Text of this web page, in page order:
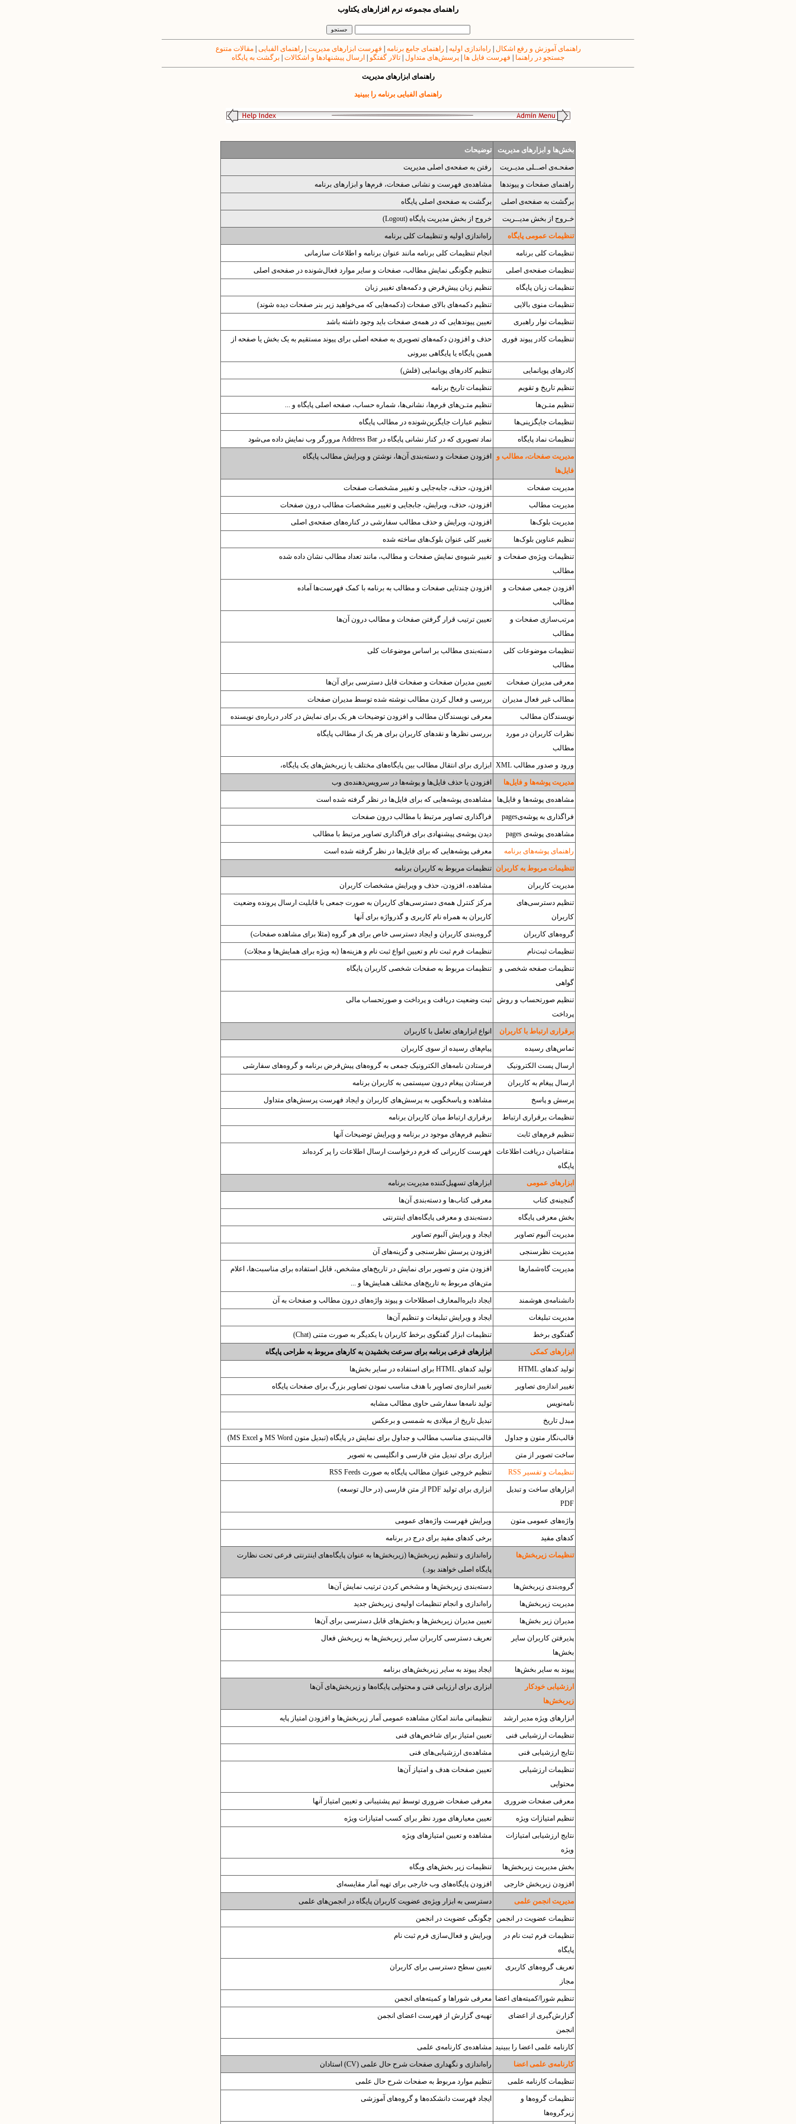
راهنمای مجموعه نرم افزارهای یکتاوب
راهنمای آموزش و رفع اشکال راه‌اندازی اولیه راهنمای جامع برنامه فهرست ابزارهای مدیریت راهنمای الفبایی |مقالات متنوع
جستجو در راهنما
فهرست فایل ها پرسش‌های متداول تالار گفتگو ارسال پیشنهادها و اشکالات برگشت به پایگاه
راهنمای ابزارهای مدیریت
راهنمای الفبایی برنامه را ببینید
بخش‌ها و ابزارهای مدیریت توضیحات
صفحـه‌ی اصــلی مدیـریت رفتن به صفحه‌ی اصلی مدیریت
راهنمای صفحات و پیوندها مشاهده‌ی فهرست و نشانی صفحات، فرم‌ها و ابزارهای برنامه
برگشت به صفحه‌ی اصلی برگشت به صفحه‌ی اصلی پایگاه
خـروج از بخش مدیــریت خروج از بخش مدیریت پایگاه (Logout)
تنظیمات عمومی پایگاه راه‌اندازی اولیه و تنظیمات کلی برنامه
تنظیمات کلی برنامه انجام تنظیمات کلی برنامه مانند عنوان برنامه و اطلاعات سازمانی
تنظیمات صفحه‌ی اصلی تنظیم چگونگی نمایش مطالب، صفحات و سایر موارد فعال‌شونده در صفحه‌ی اصلی
تنظیمات زبان پایگاه تنظیم زبان پیش‌فرض و دکمه‌های تغییر زبان
تنظیمات منوی بالایی تنظیم دکمه‌های بالای صفحات (دکمه‌هایی که می‌خواهید زیر بنر صفحات دیده شوند)
تنظیمات نوار راهبری تعیین پیوندهایی که در همه‌ی صفحات باید وجود داشته باشد
تنظیمات کادر پیوند فوری
حذف و افزودن دکمه‌های تصویری به صفحه اصلی برای پیوند مستقیم به یک بخش یا صفحه از
همین پایگاه یا پایگاهی بیرونی
کادرهای پویانمایی تنظیم کادرهای پویانمایی (فلش)
تنظیم تاریخ و تقویم تنظیمات تاریخ برنامه
تنظیم متـن‌ها تنظیم متـن‌های فرم‌ها، نشانی‌ها، شماره حساب، صفحه اصلی پایگاه و ...
تنظیمات جایگزینی‌ها تنظیم عبارات جایگزین‌شونده در مطالب پایگاه
تنظیمات نماد پایگاه نماد تصویری که در کنار نشانی پایگاه در Address Bar مرورگر وب نمایش داده می‌شود
مدیریت صفحات، مطالب و
فایل‌ها
افزودن صفحات و دسته‌بندی آن‌ها، نوشتن و ویرایش مطالب پایگاه
مدیریت صفحات افزودن، حذف، جابه‌جایی و تغییر مشخصات صفحات
مدیریت مطالب افزودن، حذف، ویرایش، جابجایی و تغییر مشخصات مطالب درون صفحات
مدیریت بلوک‌ها افزودن، ویرایش و حذف مطالب سفارشی در کناره‌های صفحه‌ی اصلی
تنظیم عناوین بلوک‌ها تغییر کلی عنوان بلوک‌های ساخته شده
تنظیمات وی‍ژه‌ی صفحات و
مطالب
تغییر شیوه‌ی نمایش صفحات و مطالب، مانند تعداد مطالب نشان داده شده
افزودن جمعی صفحات و
مطالب
افزودن چندتایی صفحات و مطالب به برنامه با کمک فهرست‌ها آماده
مرتب‌سازی صفحات و
مطالب
تعیین ترتیب قرار گرفتن صفحات و مطالب درون آن‌ها
تنظیمات موضوعات کلی
مطالب
دسته‌بندی مطالب بر اساس موضوعات کلی
معرفی مدیران صفحات تعیین مدیران صفحات و صفحات قابل دسترسی برای آن‌ها
مطالب غیر فعال مدیران بررسی و فعال کردن مطالب نوشته شده توسط مدیران صفحات
نویسندگان مطالب معرفی نویسندگان مطالب و افزودن توضیحات هر یک برای نمایش در کادر درباره‌ی نویسنده
نظرات کاربران در مورد
مطالب
بررسی نظرها و نقدهای کاربران برای هر یک از مطالب پایگاه
ورود و صدور مطالب XML ابزاری برای انتقال مطالب بین پایگاه‌های مختلف یا زیربخش‌های یک پایگاه،
مدیریت پوشه‌ها و فایل‌ها افزودن یا حذف فایل‌ها و پوشه‌ها در سرویس‌دهنده‌ی وب
مشاهده‌ی پوشه‌ها و فایل‌ها مشاهده‌ی پوشه‌هایی که برای فایل‌ها در نظر گرفته شده است
فراگذاری به پوشه‌یpages فراگذاری تصاویر مرتبط با مطالب درون صفحات
مشاهده‌ی پوشه‌ی pages دیدن پوشه‌ی پیشنهادی برای فراگذاری تصاویر مرتبط با مطالب
راهنمای پوشه‌های برنامه معرفی پوشه‌هایی که برای فایل‌ها در نظر گرفته شده است
تنظیمات مربوط به کاربران تنظیمات مربوط به کاربران برنامه
مدیریت کاربران مشاهده، افزودن، حذف و ویرایش مشخصات کاربران
تنظیم دسترسی‌های
کاربران
مرکز کنترل همه‌ی دسترسی‌های کاربران به صورت جمعی با قابلیت ارسال پرونده وضعیت
کاربران به همراه نام کاربری و گذرواژه برای آنها
گروه‌های کاربران گروه‌بندی کاربران و ایجاد دسترسی خاص برای هر گروه (مثلا برای مشاهده صفحات)
تنظیمات ثبت‌نام تنظیمات فرم ثبت نام و تعیین انواع ثبت نام و هزینه‌ها (به ویژه برای همایش‌ها و مجلات)
تنظیمات صفحه شخصی و
گواهی
تنظیمات مربوط به صفحات شخصی کاربران پایگاه
تنظیم صورتحساب و روش
پرداخت
ثبت وضعیت دریافت و پرداخت و صورتحساب مالی
برقراری ارتباط با کاربران انواع ابزارهای تعامل با کاربران
تماس‌های رسیده پیام‌های رسیده از سوی کاربران
ارسال پست الکترونیک فرستادن نامه‌های الکترونیک جمعی به گروه‌های پیش‌فرض برنامه و گروه‌های سفارشی
ارسال پیغام به کاربران فرستادن پیغام درون سیستمی به کاربران برنامه
پرسش و پاسخ مشاهده و پاسخگویی به پرسش‌های کاربران و ایجاد فهرست پرسش‌های متداول
تنظیمات برقراری ارتباط برقراری ارتباط میان کاربران برنامه
تنظیم فرم‌های ثابت تنظیم فرم‌های موجود در برنامه و ویرایش توضیحات آنها
متقاضیان دریافت اطلاعات
پایگاه
فهرست کاربرانی که فرم درخواست ارسال اطلاعات را پر کرده‌اند
ابزارهای عمومی ابزارهای تسهیل‌کننده مدیریت برنامه
گنجینه‌ی کتاب معرفی کتاب‌ها و دسته‌بندی آن‌ها
بخش معرفی پایگاه دسته‌بندی و معرفی پایگاه‌های اینترنتی
مدیریت آلبوم‌ تصاویر ایجاد و ویرایش آلبوم تصاویر
مدیریت نظرسنجی افزودن پرسش نظرسنجی و گزینه‌های آن
مدیریت گاه‌شمارها
افزودن متن و تصویر برای نمایش در تاریخ‌های مشخص، قابل استفاده برای مناسبت‌ها، اعلام
متن‌های مربوط به تاریخ‌های مختلف همایش‌ها و ...
دانشنامه‌ی هوشمند ایجاد دایره‌المعارف اصطلاحات و پیوند واژه‌های درون مطالب و صفحات به آن
مدیریت تبلیغات ایجاد و ویرایش تبلیغات و تنظیم آن‌ها
گفتگوی برخط تنظیمات ابزار گفتگوی برخط کاربران با یکدیگر به صورت متنی (Chat)
ابزارهای کمکی ابزارهای فرعی برنامه برای سرعت بخشیدن به کارهای مربوط به طراحی پایگاه
تولید کدهای HTML تولید کدهای HTML برای استفاده در سایر بخش‌ها
تغییر اندازه‌ی تصاویر تغییر اندازه‌ی تصاویر با هدف مناسب نمودن تصاویر بزرگ برای صفحات پایگاه
نامه‌نویس تولید نامه‌ها سفارشی حاوی مطالب مشابه
مبدل تاریخ تبدیل تاریخ از میلادی به شمسی و برعکس
قالب‌نگار متون و جداول قالب‌بندی مناسب مطالب و جداول برای نمایش در پایگاه (تبدیل متون MS Word و MS Excel)
ساخت تصویر از متن ابزاری برای تبدیل متن فارسی و انگلیسی به تصویر
تنظیمات و تفسیر RSS تنظیم خروجی عنوان مطالب پایگاه به صورت RSS Feeds
ابزارهای ساخت و تبدیل
PDF
ابزاری برای تولید PDF از متن فارسی (در حال توسعه)
واژه‌های عمومی متون ویرایش فهرست واژه‌های عمومی
کدهای مفید برخی کدهای مفید برای درج در برنامه
تنظیمات زیربخش‌ها‌
راه‌اندازی و تنظیم زیربخش‌ها (زیربخش‌ها به عنوان پایگاه‌های اینترنتی فرعی تحت نظارت
پایگاه اصلی خواهند بود.)
گروه‌بندی زیربخش‌ها دسته‌بندی زیربخش‌ها و مشخص کردن ترتیب نمایش آن‌ها
مدیریت زیربخش‌ها راه‌اندازی و انجام تنظیمات اولیه‌ی زیربخش جدید
مدیران زیر بخش‌ها تعیین مدیران زیر‌بخش‌ها و بخش‌های قابل دسترسی برای آن‌ها
پذیرفتن کاربران سایر
بخش‌ها
تعریف دسترسی کاربران سایر زیربخش‌ها به زیربخش فعال
پیوند به سایر بخش‌ها ایجاد پیوند به سایر زیربخش‌های برنامه
ارزشیابی خودکار
زیربخش‌ها
ابزاری برای ارزیابی فنی و محتوایی پایگاه‌ها و زیربخش‌های آن‌ها
ابزارهای ویژه مدیر ارشد تنظیماتی مانند امکان مشاهده عمومی آمار زیربخش‌ها و افزودن امتیاز پایه
تنظیمات ارزشیابی فنی تعیین امتیاز برای شاخص‌های فنی
نتایج ارزشیابی فنی مشاهده‌ی ارزشیابی‌های فنی
تنظیمات ارزشیابی
محتوایی
تعیین صفحات هدف و امتیاز آن‌ها
معرفی صفحات ضروری معرفی صفحات ضروری توسط تیم پشتیبانی و تعیین امتیاز آنها
تنظیم امتیازات ویژه تعیین معیارهای مورد نظر برای کسب امتیازات ویژه
نتایج ارزشیابی امتیازات
ویژه
مشاهده‌ و تعیین امتیازهای ویژه
بخش مدیریت زیربخش‌ها تنظیمات زیر بخش‌های وبگاه
افزودن زیربخش خارجی افزودن پایگاه‌های وب خارجی برای تهیه آمار مقایسه‌ای
مدیریت انجمن علمی دسترسی به ابزار ویژه‌ی عضویت کاربران پایگاه در انجمن‌های علمی
تنظیمات عضویت در انجمن چگونگی عضویت در انجمن
تنظیمات فرم ثبت نام در
پایگاه
ویرایش و فعال‌سازی فرم ثبت نام
تعریف گروه‌های کاربری
مجاز
تعیین سطح دسترسی برای کاربران
تنظیم شورا/کمیته‌های اعضا معرفی شوراها و کمیته‌های انجمن
گزارش‌گیری از اعضای
انجمن
تهیه‌ی گزارش از فهرست اعضای انجمن
کارنامه علمی اعضا را ببینید مشاهده‌ی کارنامه‌ی علمی
کارنامه‌ی علمی اعضا راه‌اندازی و نگهداری صفحات شرح حال علمی (CV) استادان
تنظیمات کارنامه علمی تنظیم موارد مربوط به صفحات شرح حال علمی
تنظیمات گروه‌ها و
زیرگروه‌ها
ایجاد فهرست دانشکده‌ها و گروه‌های آموزشی